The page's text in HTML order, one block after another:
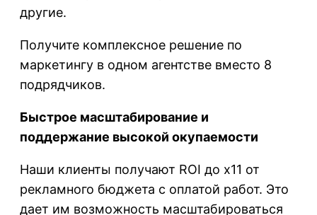
другие.
Получите комплексное решение по
маркетингу в одном агентстве вместо 8
подрядчиков.
Быстрое масштабирование и
поддержание высокой окупаемости
Наши клиенты получают ROI до х11 от
рекламного бюджета с оплатой работ. Это
дает им возможность масштабироваться